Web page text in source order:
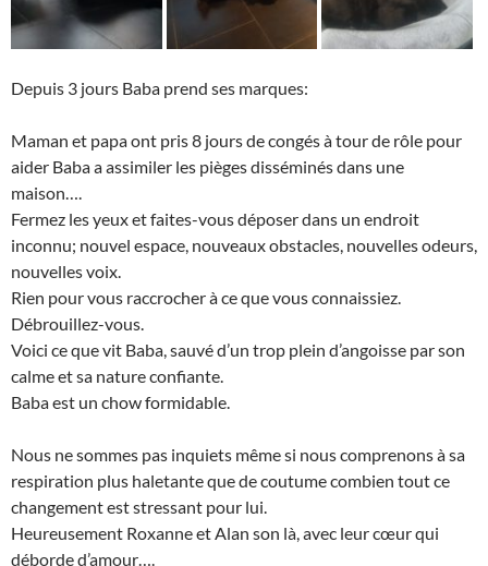
Depuis 3 jours Baba prend ses marques:
Maman et papa ont pris 8 jours de congés à tour de rôle pour
aider Baba a assimiler les pièges disséminés dans une
maison….
Fermez les yeux et faites-vous déposer dans un endroit
inconnu; nouvel espace, nouveaux obstacles, nouvelles odeurs,
nouvelles voix.
Rien pour vous raccrocher à ce que vous connaissiez.
Débrouillez-vous.
Voici ce que vit Baba, sauvé d’un trop plein d’angoisse par son
calme et sa nature confiante.
Baba est un chow formidable.
Nous ne sommes pas inquiets même si nous comprenons à sa
respiration plus haletante que de coutume combien tout ce
changement est stressant pour lui.
Heureusement Roxanne et Alan son là, avec leur cœur qui
déborde d’amour….